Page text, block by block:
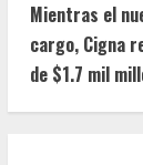
Mientras el
cargo, Cigna
de $1.7 mil